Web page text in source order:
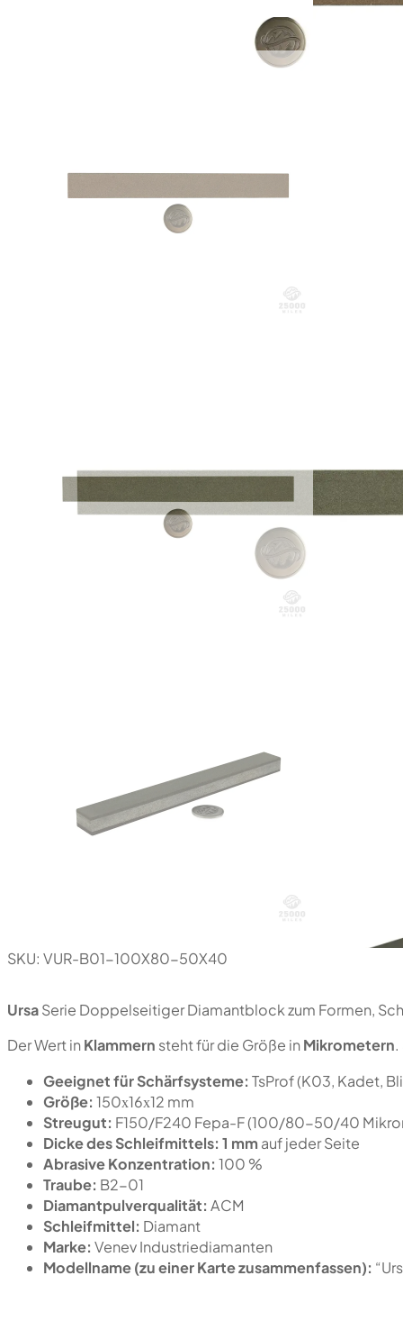
UrsaSerie Doppelseitiger Diamantblock zum Formen,
Der Wert inKlammern steht für die Größe inMikrometern.
Geeignet für Schärfsysteme: TsProf (K03, Kadet,
Größe: 150х16х12 mm
Streugut: F150/F240 Fepa-F (100/80-50/40
Dicke des Schleifmittels: 1 mm auf jeder Seite
Abrasive Konzentration: 100 %
Traube: B2-01
Diamantpulverqualität: ACM
Schleifmittel: Diamant
Marke: Venev Industriediamanten
Modellname (zu einer Karte zusammenfassen):
SKU: VUR-B01-100X80-50X40